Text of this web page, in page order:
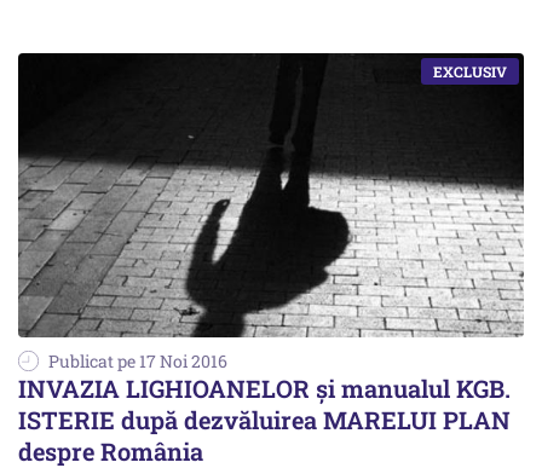
Publicat pe 17 Noi 2016
INVAZIA LIGHIOANELOR și manualul KGB.
ISTERIE după dezvăluirea MARELUI PLAN
despre România